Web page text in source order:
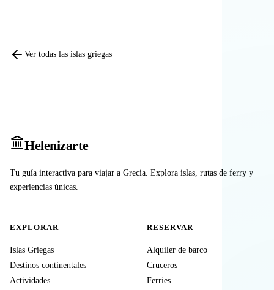
Ver todas las islas griegas
Helenizarte
Tu guía interactiva para viajar a Grecia. Explora islas, rutas de ferry y
experiencias únicas.
EXPLORAR
Islas Griegas
Destinos continentales
Actividades
RESERVAR
Alquiler de barco
Cruceros
Ferries